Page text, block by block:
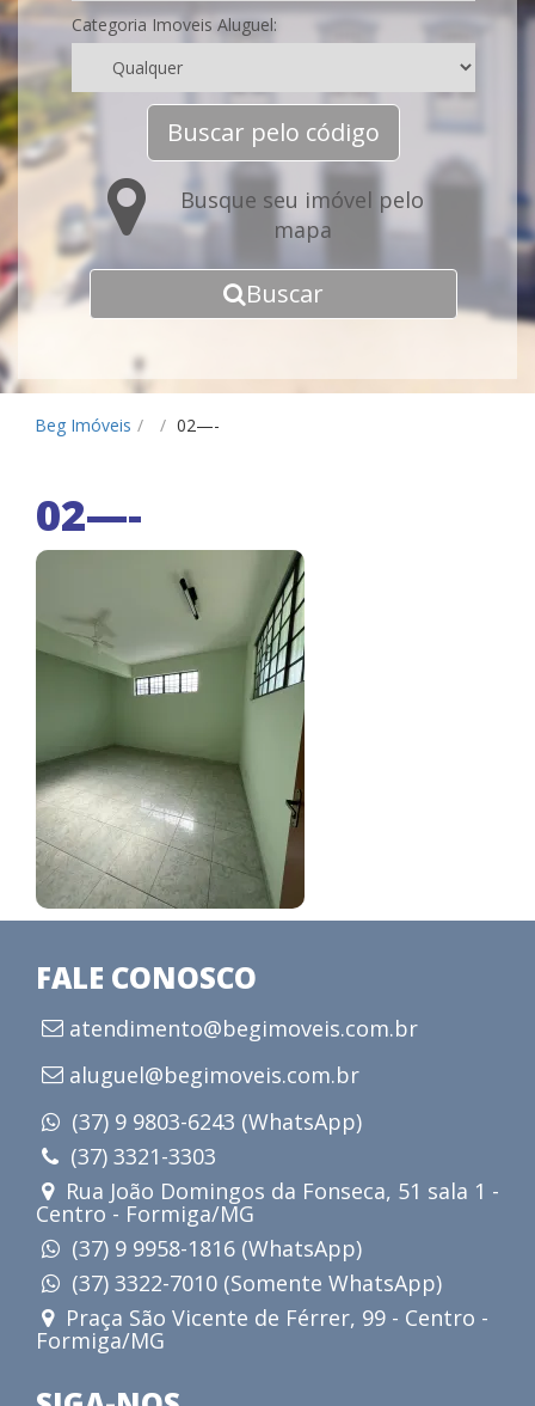
Categoria Imoveis Aluguel:
Buscar pelo código
Busque seu imóvel pelo
mapa
Buscar
Beg Imóveis / / 02—-
02—-
FALE CONOSCO
atendimento@begimoveis.com.br
aluguel@begimoveis.com.br
(37) 9 9803-6243 (WhatsApp)
(37) 3321-3303
Rua João Domingos da Fonseca, 51 sala 1 -
Centro - Formiga/MG
(37) 9 9958-1816 (WhatsApp)
(37) 3322-7010 (Somente WhatsApp)
Praça São Vicente de Férrer, 99 - Centro -
Formiga/MG